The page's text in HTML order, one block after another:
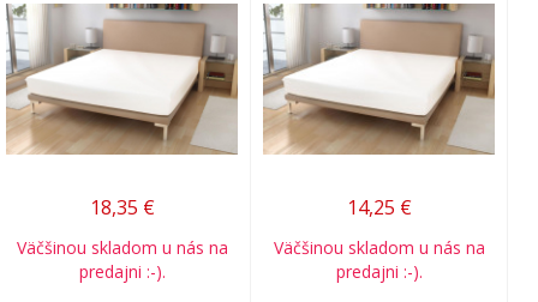
18,35 €
Väčšinou skladom u nás na
predajni :-).
14,25 €
Väčšinou skladom u nás na
predajni :-).